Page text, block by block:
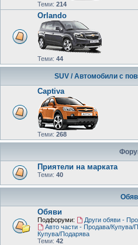
Теми: 214
Orlando
Теми: 44
SUV / Автомобили с
Captiva
Теми: 268
Приятели на марката
Теми: 40
Обяви
Подфоруми: Други обяви -
Авто части - Продава/Купува/
Купува/Подарява
Теми: 42